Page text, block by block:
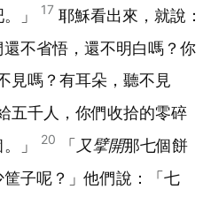
」 17 耶穌看出來，就說：
還不省悟，還不明白嗎？你
見嗎？有耳朵，聽不見
五千人，你們收拾的零碎
」
20 「 又擘開那七個餅
子呢？」他們說：「七